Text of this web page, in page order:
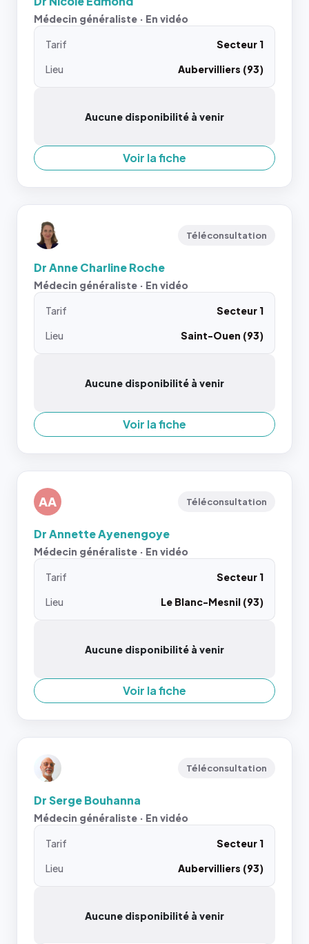
Médecin généraliste · En vidéo
Tarif
Secteur 1
Lieu
Aubervilliers (93)
Aucune disponibilité à venir
Voir la fiche
Téléconsultation
Dr Anne Charline Roche
Médecin généraliste · En vidéo
Tarif
Secteur 1
Lieu
Saint-Ouen (93)
Aucune disponibilité à venir
Voir la fiche
AA Téléconsultation
Dr Annette Ayenengoye
Médecin généraliste · En vidéo
Tarif
Secteur 1
Lieu
Le Blanc-Mesnil (93)
Aucune disponibilité à venir
Voir la fiche
Téléconsultation
Dr Serge Bouhanna
Médecin généraliste · En vidéo
Tarif
Secteur 1
Lieu
Aubervilliers (93)
Aucune disponibilité à venir